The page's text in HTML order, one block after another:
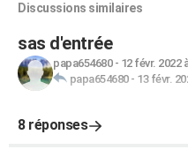
Discussions similaires
sas d'entrée
papa654680- 12 févr. 2022
papa654680- 13 févr.
8 réponses